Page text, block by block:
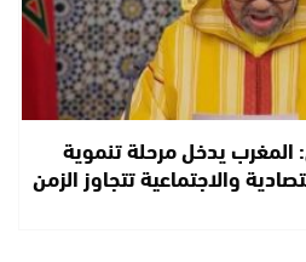
يدخل مرحلة تنموية
والاجتماعية تتجاوز الزمن